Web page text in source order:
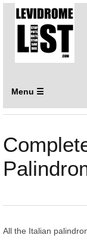
Menu ☰
All the Italian